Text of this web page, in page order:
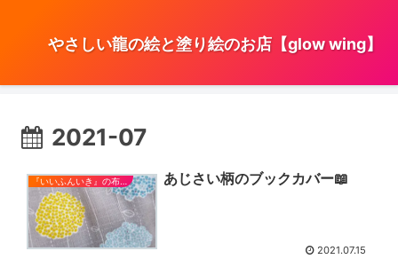
やさしい龍の絵と塗り絵のお店【glow wing】
2021-07
あじさい柄のブックカバー📖
2021.07.15